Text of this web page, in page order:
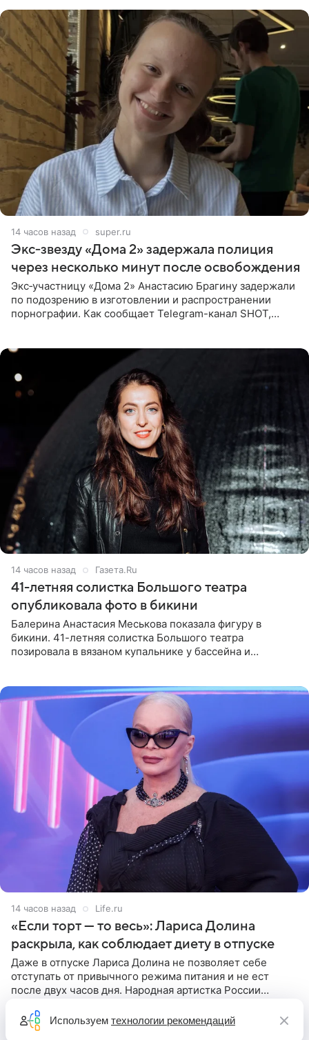
14 часов назад super.ru
Экс‑звезду «Дома 2» задержала полиция
через несколько минут после освобождения
Экс‑участницу «Дома 2» Анастасию Брагину задержали
по подозрению в изготовлении и распространении
порнографии. Как сообщает Telegram-канал SHOT,
14 часов назад Газета.Ru
41-летняя солистка Большого театра
опубликовала фото в бикини
Балерина Анастасия Меськова показала фигуру в
бикини. 41-летняя солистка Большого театра
позировала в вязаном купальнике у бассейна и
14 часов назад Life.ru
«Если торт — то весь»: Лариса Долина
раскрыла, как соблюдает диету в отпуске
Даже в отпуске Лариса Долина не позволяет себе
отступать от привычного режима питания и не ест
после двух часов дня. Народная артистка России
отдыхе, когдаИспользуем технологии рекомендаций